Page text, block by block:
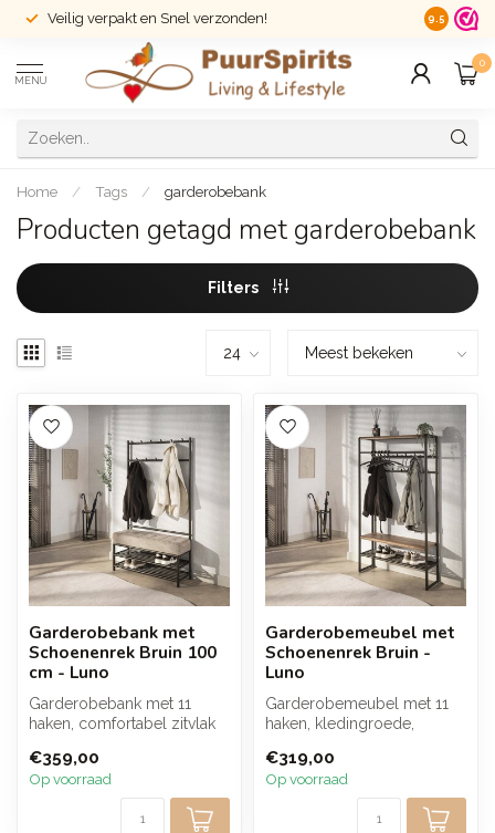
Veilig verpakt en Snel verzonden! 14 dagen
9.5
MENU
0
Home / Tags / garderobebank
Producten getagd met garderobebank
Filters
Garderobebank met
Schoenenrek Bruin 100
cm - Luno
Garderobebank met 11
haken, comfortabel zitvlak
warme b...
€359,00
Op voorraad
Garderobemeubel met
Schoenenrek Bruin -
Luno
Garderobemeubel met 11
haken, kledingroede,
schoenenrek. De warme...
€319,00
Op voorraad